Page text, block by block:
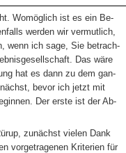
Womöglich ist es ein Be-
werden wir vermutlich,
wenn ich sage, Sie betrach-
Das wäre
hat es dann zu dem gan-
bevor ich jetzt mit
Der erste ist der Ab-
zunächst vielen Dank
vorgetragenen Kriterien für